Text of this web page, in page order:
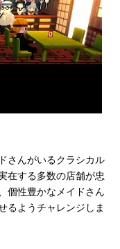
さんがいるクラシカル
在する多数の店舗が忠
個性豊かなメイドさん
るようチャレンジしま